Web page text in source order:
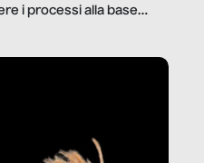
i processi alla base
fanno la nostra vita